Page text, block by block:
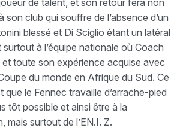
de talent, et son retour fera non
son club qui souffre de l’absence d’un
blessé et Di Sciglio étant un latéral
à l’équipe nationale où Coach
et toute son expérience acquise avec
du monde en Afrique du Sud. Ce
que le Fennec travaille d’arrache-pied
tôt possible et ainsi être à la
mais surtout de l’EN.I. Z.